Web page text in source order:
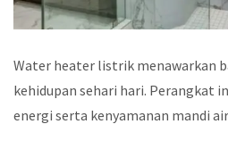
Water heater listrik menawarkan
kehidupan sehari hari. Perangkat
energi serta kenyamanan mandi